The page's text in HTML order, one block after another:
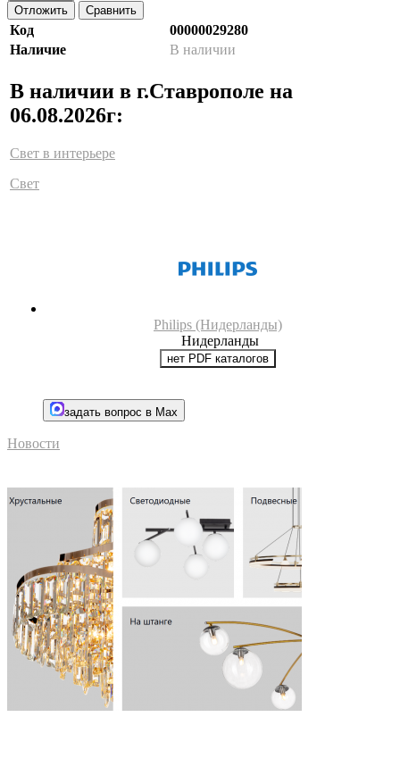
Отложить
Сравнить
Код
00000029280
Наличие
В наличии
В наличии в г.Ставрополе на
06.08.2026г:
Свет в интерьере
Свет
Philips (Нидерланды)
Нидерланды
нет PDF каталогов
задать вопрос в Max
Новости